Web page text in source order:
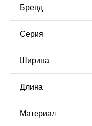
Бренд
Серия
Ширина
Длина
Материал